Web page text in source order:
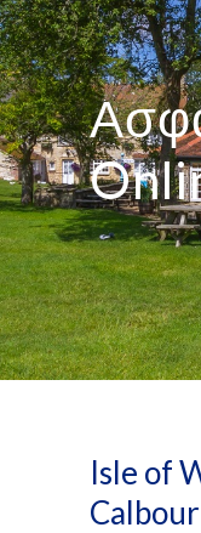
Isle of